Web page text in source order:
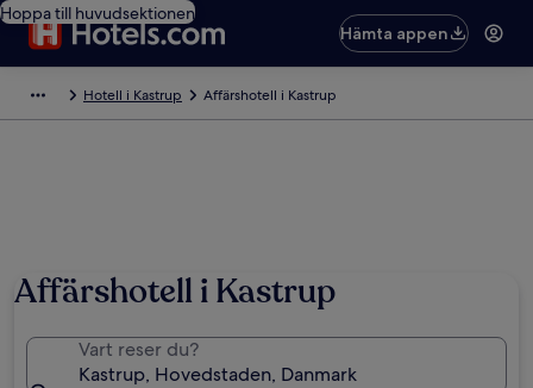
Hoppa till huvudsektionen
Hämta appen
Hotell i Kastrup Affärshotell i Kastrup
Affärshotell i Kastrup
Vart reser du?
Kastrup, Hovedstaden, Danmark